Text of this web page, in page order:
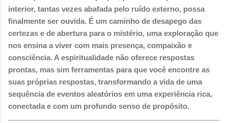
interior, tantas vezes abafada pelo ruído externo, possa
finalmente ser ouvida. É um caminho de desapego das
certezas e de abertura para o mistério, uma exploração que
nos ensina a viver com mais presença, compaixão e
consciência. A espiritualidade não oferece respostas
prontas, mas sim ferramentas para que você encontre as
suas próprias respostas, transformando a vida de uma
sequência de eventos aleatórios em uma experiência rica,
conectada e com um profundo senso de propósito.